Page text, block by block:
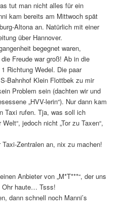
tut man nicht alles für ein
kam bereits am Mittwoch spät
Altona an. Natürlich mit einer
über Hannover.
begegnet waren,
Freude war groß! Ab in die
Richtung Wedel. Die paar
Bahnhof Klein Flottbek zu mir
Problem sein (dachten wir und
„HVV-lerin“). Nur dann kam
Taxi rufen. Tja, was soll ich
jedoch nicht „Tor zu Taxen“,
Zentralen an, nix zu machen!
Anbieter von „M*T***“, der uns
Ohr haute… Tsss!
dann schnell noch Manni’s